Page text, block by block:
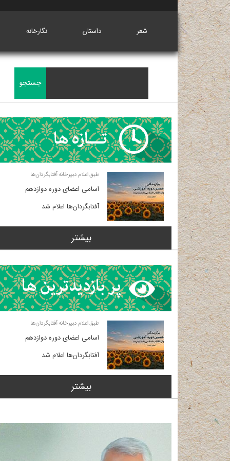
شعر داستان نگارخانه
طبق اعلام دبیرخانه آفتابگردان‌ها
اسامی اعضای دوره دوازدهم
آفتابگردان‌ها اعلام شد
بیشتر
طبق اعلام دبیرخانه آفتابگردان‌ها
اسامی اعضای دوره دوازدهم
آفتابگردان‌ها اعلام شد
بیشتر